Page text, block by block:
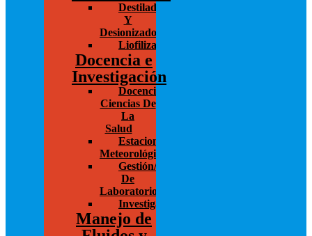
Destiladores
Y
Desionizadores
Liofilización/Concentración
Docencia e
Investigación
Docencia/Investigación
Ciencias De
La
Salud
Estaciones
Meteorológicas
Gestión/Administración
De
Laboratorios
Investigación
Manejo de